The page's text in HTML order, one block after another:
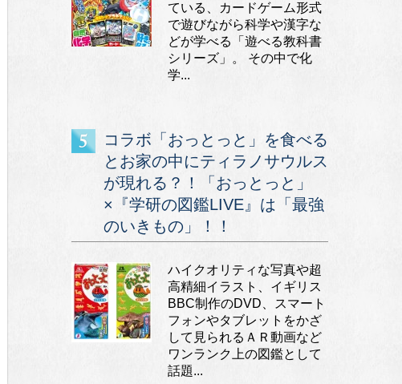
ている、カードゲーム形式
で遊びながら科学や漢字な
どが学べる「遊べる教科書
シリーズ」。 その中で化
学...
コラボ「おっとっと」を食べる
とお家の中にティラノサウルス
が現れる？！「おっとっと」
×『学研の図鑑LIVE』は「最強
のいきもの」！！
ハイクオリティな写真や超
高精細イラスト、イギリス
BBC制作のDVD、スマート
フォンやタブレットをかざ
して見られるＡＲ動画など
ワンランク上の図鑑として
話題...